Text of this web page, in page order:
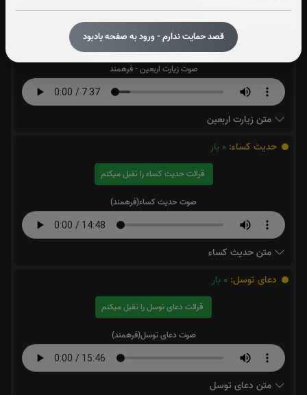
قصد حمایت ندارم - ورود به صفحه یادبود
زیارت اربعین:2بار
قرائت زیارت اربعین را تقبل میکنم
صوت زیارت اربعین - فرهمند
متن زیارت اربعین
حدیث کساء: 0 بار
قرائت حدیث کساء را تقبل میکنم
صوت حدیث کساء(فرهمند)
متن حدیث کساء
دعای توسل: 0 بار
قرائت دعای توسل را تقبل میکنم
صوت دعای توسل(فرهمند)
متن دعای توسل